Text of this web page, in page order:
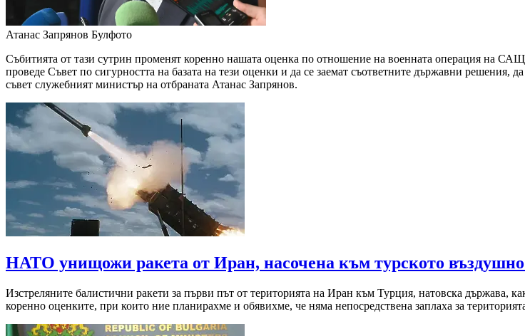
Атанас Запрянов Булфото
Събитията от тази сутрин променят коренно нашата оценка по отношение на военната операция на
проведе Съвет по сигурността на базата на тези оценки и да се заемат съответните държавни
съвет служебният министър на отбраната Атанас Запрянов.
НАТО унищожи ракета от Иран, насочена към турското въздушно
Изстреляните балистични ракети за първи път от територията на Иран към Турция, натовска държава,
коренно оценките, при които ние планирахме и обявихме, че няма непосредствена заплаха за